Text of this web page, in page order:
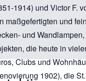
1914) und Victor F.
maßgefertigten und
und
die heute in
Clubs und
1902), die